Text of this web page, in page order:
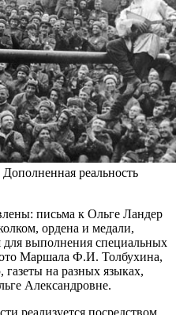
реальность
письма к Ольге Ландер
ордена и медали,
выполнения специальных
Маршала Ф.И. Толбухина,
на разных языках,
Александровне.
реализуется посредством